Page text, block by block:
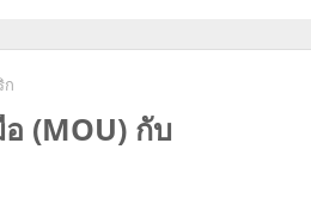
ก​
(MOU) กับ